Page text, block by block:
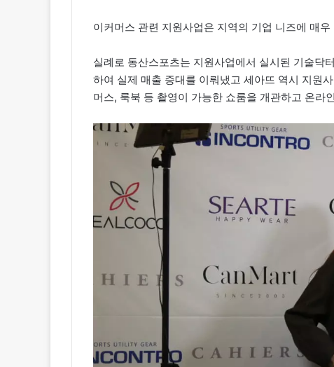
이커머스 관련 지원사업은 지역의 기업 니즈에 매
실례로 동산스포츠는 지원사업에서 실시된 기술닥
하여 실제 매출 증대를 이뤄냈고 세아뜨 역시 지원
머스, 룩북 등 촬영이 가능한 쇼룸을 개관하고 온라